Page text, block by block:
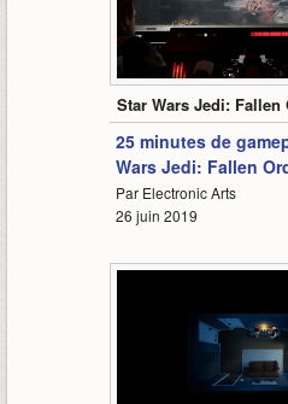
Star Wars Jedi: Fallen
25 minutes de
Wars Jedi: Fallen
Par Electronic Arts
26 juin 2019